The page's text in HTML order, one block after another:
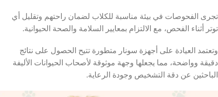
تجرى الفحوصات في بيئة مناسبة للكلاب لضمان راحتهم وتقليل أي
توتر أثناء الفحص، مع الالتزام بمعايير السلامة والصحة الحيوانية.
وتعتمد العيادة على أجهزة سونار متطورة تتيح الحصول على نتائج
دقيقة وواضحة، مما يجعلها وجهة موثوقة لأصحاب الحيوانات الأليفة
الباحثين عن دقة التشخيص وجودة الرعاية.